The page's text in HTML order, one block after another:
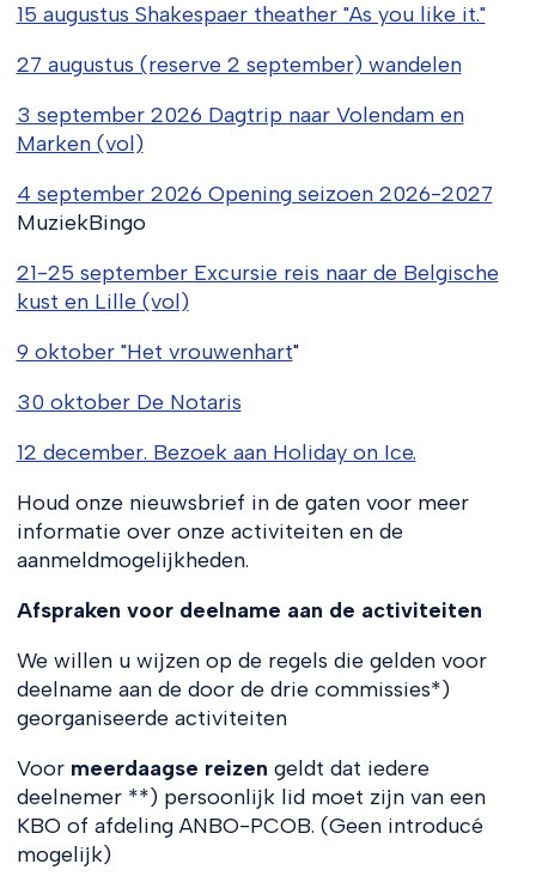
15 augustus Shakespaer theather "As you like it."
27 augustus (reserve 2 september) wandelen
3 september 2026 Dagtrip naar Volendam en
Marken (vol)
4 september 2026 Opening seizoen 2026-2027
MuziekBingo
21-25 september Excursie reis naar de Belgische
kust en Lille (vol)
9 oktober "Het vrouwenhart"
30 oktober De Notaris
12 december. Bezoek aan Holiday on Ice.
Houd onze nieuwsbrief in de gaten voor meer
informatie over onze activiteiten en de
aanmeldmogelijkheden.
Afspraken voor deelname aan de activiteiten
We willen u wijzen op de regels die gelden voor
deelname aan de door de drie commissies*)
georganiseerde activiteiten
Voor meerdaagse reizen geldt dat iedere
deelnemer **) persoonlijk lid moet zijn van een
KBO of afdeling ANBO-PCOB. (Geen introducé
mogelijk)